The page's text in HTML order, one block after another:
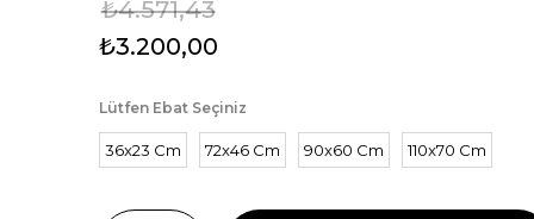
₺4.571,43
₺3.200,00
Lütfen Ebat Seçiniz
36x23 Cm 72x46 Cm 90x60 Cm 110x70 Cm